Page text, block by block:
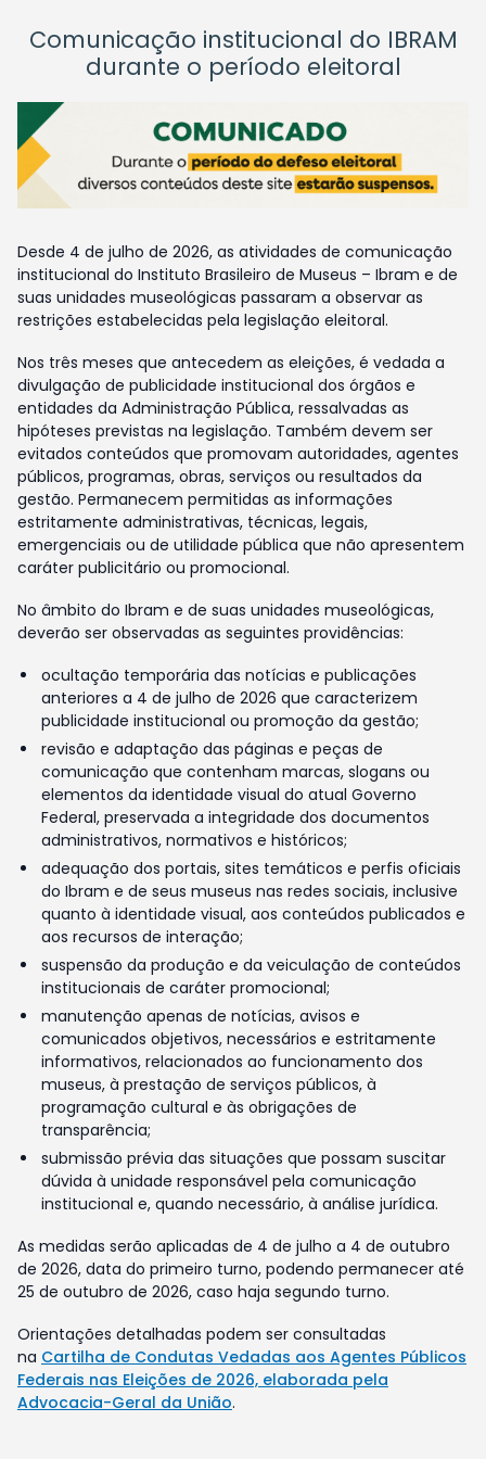
Comunicação institucional do IBRAM
durante o período eleitoral
Desde 4 de julho de 2026, as atividades de comunicação
institucional do Instituto Brasileiro de Museus – Ibram e de
suas unidades museológicas passaram a observar as
restrições estabelecidas pela legislação eleitoral.
Nos três meses que antecedem as eleições, é vedada a
divulgação de publicidade institucional dos órgãos e
entidades da Administração Pública, ressalvadas as
hipóteses previstas na legislação. Também devem ser
evitados conteúdos que promovam autoridades, agentes
públicos, programas, obras, serviços ou resultados da
gestão. Permanecem permitidas as informações
estritamente administrativas, técnicas, legais,
emergenciais ou de utilidade pública que não apresentem
caráter publicitário ou promocional.
No âmbito do Ibram e de suas unidades museológicas,
deverão ser observadas as seguintes providências:
ocultação temporária das notícias e publicações
anteriores a 4 de julho de 2026 que caracterizem
publicidade institucional ou promoção da gestão;
revisão e adaptação das páginas e peças de
comunicação que contenham marcas, slogans ou
elementos da identidade visual do atual Governo
Federal, preservada a integridade dos documentos
administrativos, normativos e históricos;
adequação dos portais, sites temáticos e perfis oficiais
do Ibram e de seus museus nas redes sociais, inclusive
quanto à identidade visual, aos conteúdos publicados e
aos recursos de interação;
suspensão da produção e da veiculação de conteúdos
institucionais de caráter promocional;
manutenção apenas de notícias, avisos e
comunicados objetivos, necessários e estritamente
informativos, relacionados ao funcionamento dos
museus, à prestação de serviços públicos, à
programação cultural e às obrigações de
transparência;
submissão prévia das situações que possam suscitar
dúvida à unidade responsável pela comunicação
institucional e, quando necessário, à análise jurídica.
As medidas serão aplicadas de 4 de julho a 4 de outubro
de 2026, data do primeiro turno, podendo permanecer até
25 de outubro de 2026, caso haja segundo turno.
Orientações detalhadas podem ser consultadas
na Cartilha de Condutas Vedadas aos Agentes Públicos
Federais nas Eleições de 2026, elaborada pela
Advocacia-Geral da União.